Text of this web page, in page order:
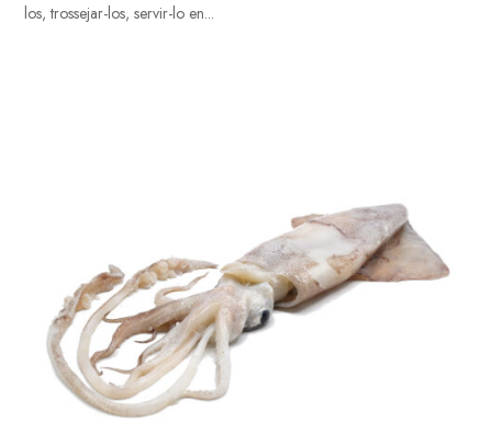
los, trossejar-los, servir-lo en...